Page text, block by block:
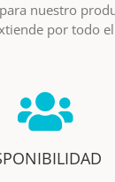
nuestro
por todo